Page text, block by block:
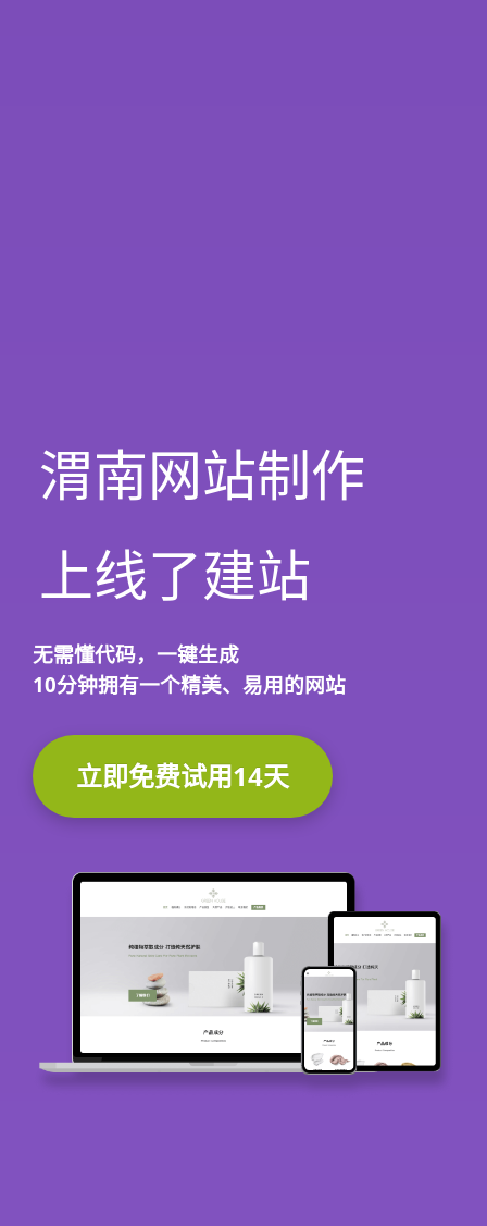
渭南网站制作
上线了建站
无需懂代码， 一键生成
10分钟拥有一个精美、易用的网站
立即免费试用14天